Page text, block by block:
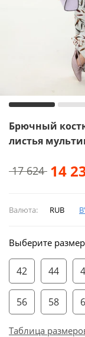
Брючный
листья
17 624 14
Валюта: RUB
Выберите
42 44
56 58
Таблица